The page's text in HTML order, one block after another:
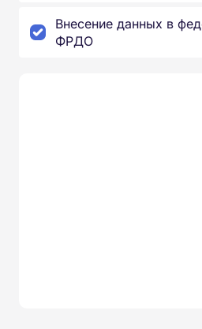
Внесение данных в
ФРДО